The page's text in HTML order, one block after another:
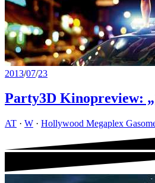
2013/07/23
Party3D Kinopreview:
AT · W · Hollywood Megaplex